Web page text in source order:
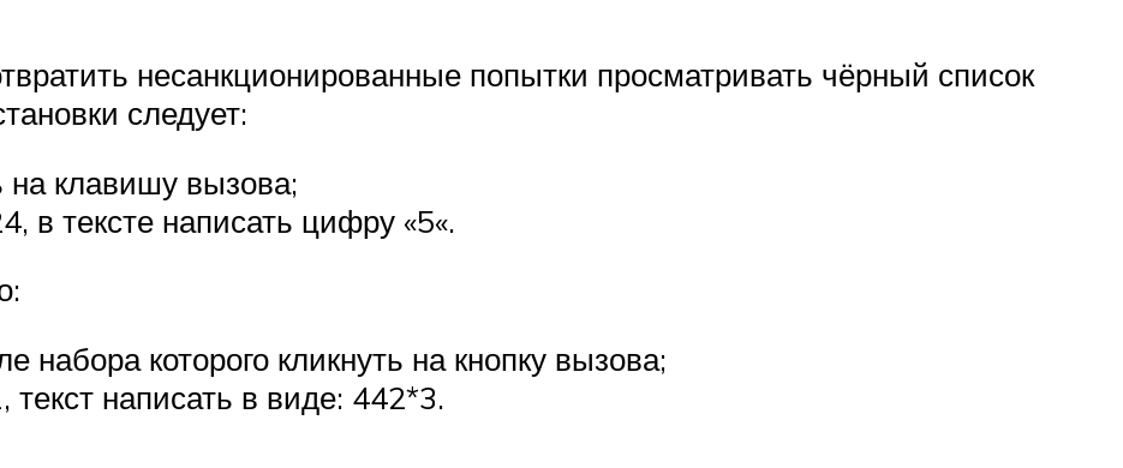
несанкционированные попытки просматривать чёрный список
следует:
на клавишу вызова;
тексте написать цифру «5«.
набора которого кликнуть на кнопку вызова;
написать в виде: 442*3.